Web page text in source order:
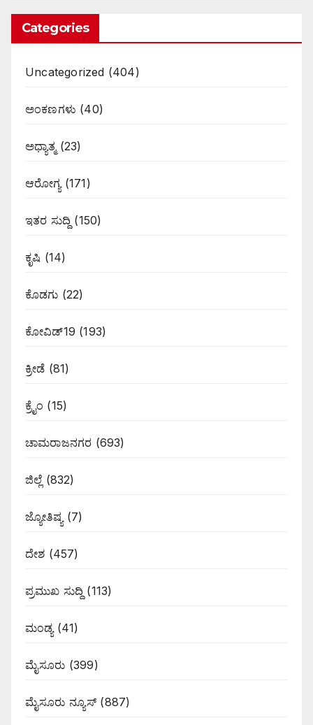
Categories
Uncategorized (404)
ಅಂಕಣಗಳು (40)
ಅಧ್ಯಾತ್ಮ(23)
ಆರೋಗ್ಯ(171)
ಇತರ ಸುದ್ದಿ (150)
ಕೃಷಿ (14)
ಕೊಡಗು (22)
ಕೋವಿಡ್19 (193)
ಕ್ರೀಡೆ (81)
ಕ್ರೈಂ (15)
ಚಾಮರಾಜನಗರ (693)
ಜಿಲ್ಲೆ (832)
ಜ್ಯೋತಿಷ್ಯ(7)
ದೇಶ (457)
ಪ್ರಮುಖ ಸುದ್ದಿ (113)
ಮಂಡ್ಯ(41)
ಮೈಸೂರು (399)
ಮೈಸೂರು ನ್ಯೂಸ್(887)